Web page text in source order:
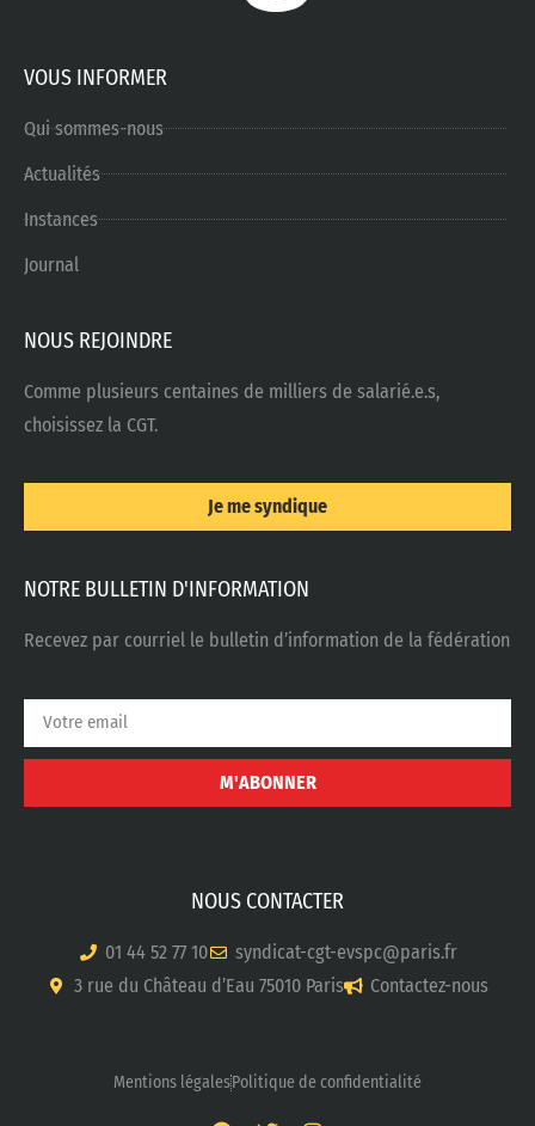
VOUS INFORMER
Qui sommes-nous
Actualités
Instances
Journal
NOUS REJOINDRE
Comme plusieurs centaines de milliers de salarié.e.s,
choisissez la CGT.
Je me syndique
NOTRE BULLETIN D'INFORMATION
Recevez par courriel le bulletin d’information de la fédération
M'ABONNER
NOUS CONTACTER
01 44 52 77 10
syndicat-cgt-evspc@paris.fr
3 rue du Château d’Eau 75010 Paris
Contactez-nous
Mentions légalesPolitique de confidentialité